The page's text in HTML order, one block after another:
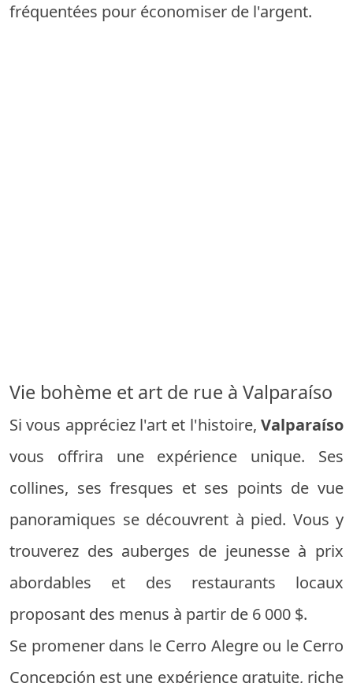
fréquentées pour économiser de l'argent.
Vie bohème et art de rue à Valparaíso
Si vous appréciez l'art et l'histoire, Valparaíso
vous offrira une expérience unique. Ses
collines, ses fresques et ses points de vue
panoramiques se découvrent à pied. Vous y
trouverez des auberges de jeunesse à prix
abordables et des restaurants locaux
proposant des menus à partir de 6 000 $.
Se promener dans le Cerro Alegre ou le Cerro
Concepción est une expérience gratuite, riche